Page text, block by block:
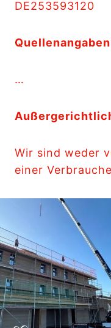
DE253593120
…
Wir sind weder
einer